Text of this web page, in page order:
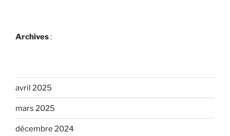
Archives:
avril 2025
mars 2025
décembre 2024